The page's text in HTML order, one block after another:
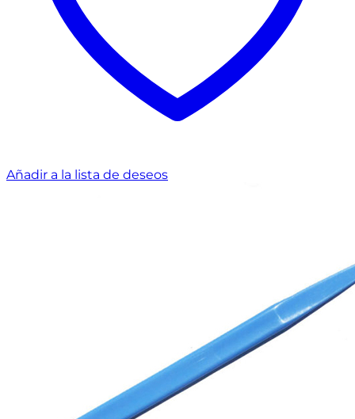
Añadir a la lista de deseos